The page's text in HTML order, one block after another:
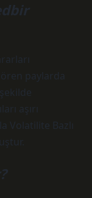
paylarda
aşırı
Volatilite Bazlı